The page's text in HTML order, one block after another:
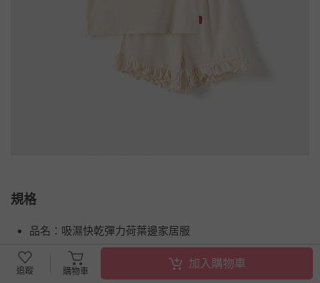
規格
品名：吸濕快乾彈力荷葉邊家居服
品牌：韓國 OZKIZ
商品產地（國）：中國
追蹤 購物車
加入購物車